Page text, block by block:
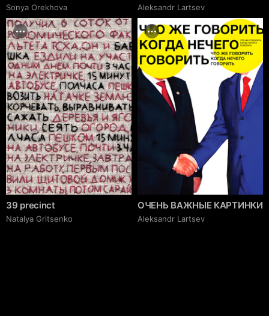
Sonya Orekhova Аleksandr Lartsev
39 precinct
Natalya Gritsenko
ОЧЕНЬ ВАЖНЫЕ КАРТИНКИ
Аleksandr Lartsev